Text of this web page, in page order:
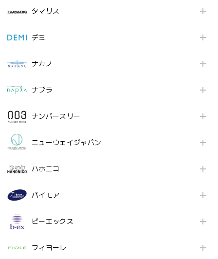
タマリス
デミ
ナカノ
ナプラ
ナンバースリー
ニューウェイジャパン
ハホニコ
パイモア
ビーエックス
フィヨーレ